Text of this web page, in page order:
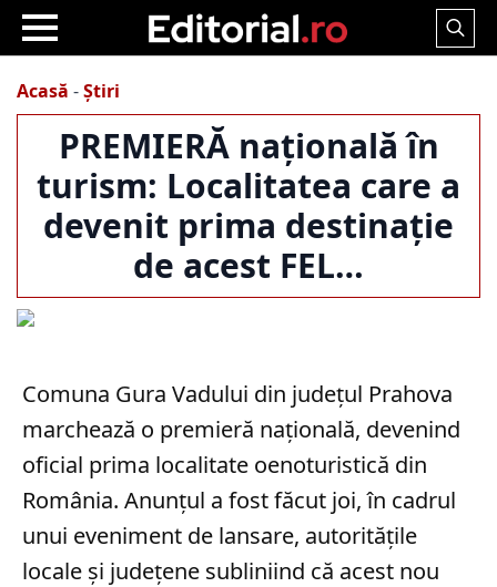
Search
Acasă -Știri
PREMIERĂ națională în
turism: Localitatea care a
devenit prima destinație
de acest FEL…
Comuna Gura Vadului din județul Prahova
marchează o premieră națională, devenind
oficial prima localitate oenoturistică din
România. Anunțul a fost făcut joi, în cadrul
unui eveniment de lansare, autoritățile
locale și județene subliniind că acest nou